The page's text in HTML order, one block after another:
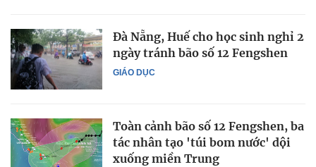
GIÁO DỤC
Đà Nẵng, Huế cho học sinh nghỉ 2
ngày tránh bão số 12 Fengshen
Toàn cảnh bão số 12 Fengshen, ba
tác nhân tạo 'túi bom nước' dội
xuống miền Trung